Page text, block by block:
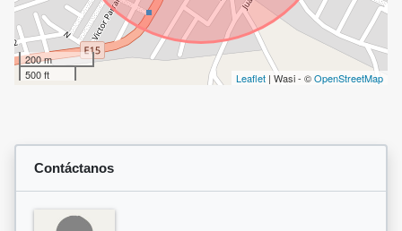
200 m
500 ft
Leaflet | Wasi - ©OpenStreetMap
Contáctanos